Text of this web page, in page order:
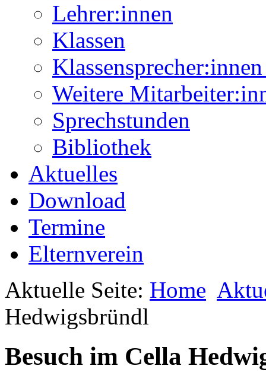
Lehrer:innen
Klassen
Weitere
Sprechstunden
Bibliothek
Aktuelles
Download
Termine
Elternverein
Aktuelle Seite: Home
Hedwigsbründl
Besuch im Cella